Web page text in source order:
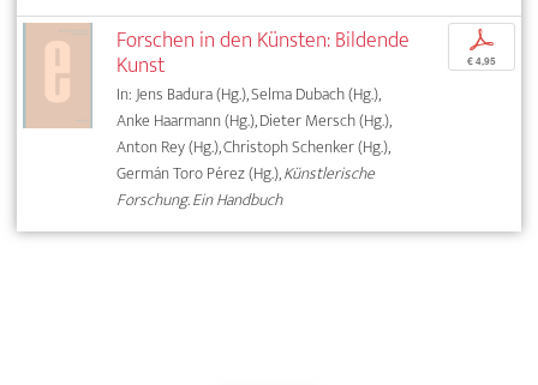
Forschen in den Künsten: Bildende
Kunst
In: Jens Badura (Hg.), Selma Dubach (Hg.),
Anke Haarmann (Hg.), Dieter Mersch (Hg.),
Anton Rey (Hg.), Christoph Schenker (Hg.),
Germán Toro Pérez (Hg.),Künstlerische
Forschung. Ein Handbuch
p
€ 4,95